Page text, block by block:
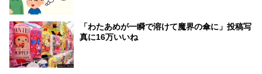
「わたあめが一瞬で溶けて魔界の傘に」投稿写
真に16万いいね